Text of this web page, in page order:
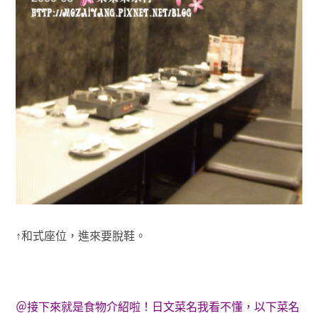
↑和式座位，進來要脫鞋。
＠接下來就是食物介紹啦！日文菜名我看不懂，以下菜名